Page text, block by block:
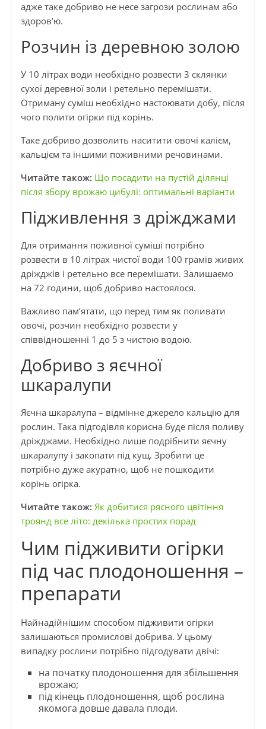
адже таке добриво не несе загрози рослинам або
здоров’ю.
Розчин із деревною золою
У 10 літрах води необхідно розвести 3 склянки
сухої деревної золи і ретельно перемішати.
Отриману суміш необхідно настоювати добу, після
чого полити огірки під корінь.
Таке добриво дозволить наситити овочі калієм,
кальцієм та іншими поживними речовинами.
Читайте також: Що посадити на пустій ділянці
після збору врожаю цибулі: оптимальні варіанти
Підживлення з дріжджами
Для отримання поживної суміші потрібно
розвести в 10 літрах чистої води 100 грамів живих
дріжджів і ретельно все перемішати. Залишаємо
на 72 години, щоб добриво настоялося.
Важливо пам’ятати, що перед тим як поливати
овочі, розчин необхідно розвести у
співвідношенні 1 до 5 з чистою водою.
Добриво з яєчної
шкаралупи
Яєчна шкаралупа – відмінне джерело кальцію для
рослин. Така підгодівля корисна буде після поливу
дріжджами. Необхідно лише подрібнити яєчну
шкаралупу і закопати під кущ. Зробити це
потрібно дуже акуратно, щоб не пошкодити
корінь огірка.
Читайте також: Як добитися рясного цвітіння
троянд все літо: декілька простих порад
Чим підживити огірки
під час плодоношення –
препарати
Найнадійнішим способом підживити огірки
залишаються промислові добрива. У цьому
випадку рослини потрібно підгодувати двічі:
на початку плодоношення для збільшення
врожаю;
під кінець плодоношення, щоб рослина
якомога довше давала плоди.